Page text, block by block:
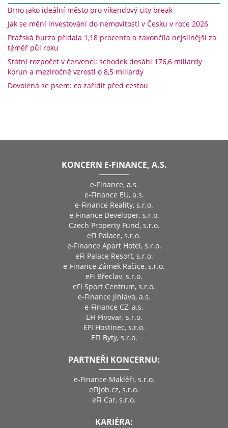
Brno jako ideální město pro víkendový city break
Jak se mění investování do nemovitostí v Česku v roce 2026
Pražská burza přidala 1,18 procenta a zakončila nejsilnější za
téměř půl roku
Státní rozpočet v červenci: schodek dosáhl 176,6 miliardy
korun a meziročně vzrostl o 8,5 miliardy
Dovolená se psem: co zařídit před cestou
KONCERN E-FINANCE, A.S.
e-Finance, a.s.
e-Finance EU, a.s.
e-Finance Reality, s.r.o.
e-Finance Developer, s.r.o.
Czech Property Fund, s.r.o.
eFi Palace, s.r.o.
e-Finance Apart Hotel, s.r.o.
eFi Palace Resort, s.r.o.
e-Finance Zámek Račice, s.r.o.
eFi Břeclav, s.r.o.
eFi Sport Centrum, s.r.o.
e-Finance Jihlava, a.s.
e-Finance CZ, a.s.
EFI Pivovar, s.r.o.
EFI Hostinec, s.r.o.
EFI Byty, s.r.o.
PARTNEŘI KONCERNU:
e-Finance Makléři, s.r.o.
eFiJob.cz, s.r.o.
eFi Car, s.r.o.
KARIÉRA: